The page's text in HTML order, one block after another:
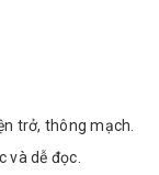
trở, thông mạch.
và dễ đọc.